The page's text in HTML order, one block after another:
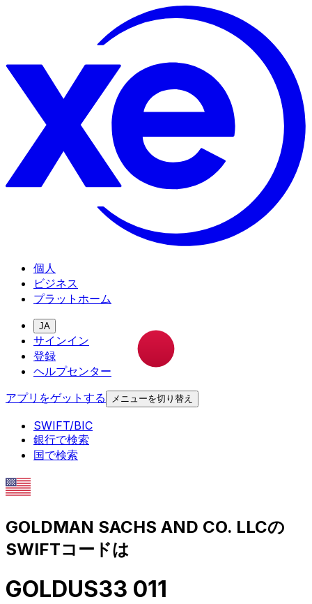
個人
ビジネス
プラットホーム
JA
サインイン
登録
ヘルプセンター
アプリをゲットする
メニューを切り替え
SWIFT/BIC
銀行で検索
国で検索
GOLDMAN SACHS AND CO. LLCの
SWIFTコードは
GOLDUS33 011